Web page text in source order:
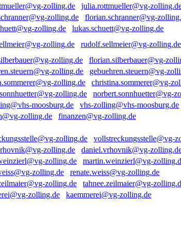
julia.rottmueller@vg-
florian.schranner@vg-
lukas.schuett@vg-zolling.de
rudolf.sellmeier@vg-zolling.de
florian.silberbauer@vg-
gebuehren.steuern@vg-
christina.sommerer@vg-
norbert.sonnhuetter@vg-
vhs-zolling@vhs-moosburg.de
finanzen@vg-zolling.de
vollstreckungsstelle@vg-
daniel.vrhovnik@vg-
martin.weinzierl@vg-
renate.weiss@vg-zolling.de
tahnee.zeilmaier@vg-
kaemmerei@vg-zolling.de